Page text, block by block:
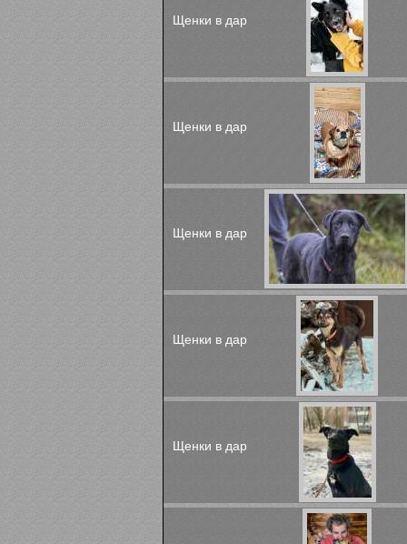
Щенки в дар
Щенки в дар
Щенки в дар
Щенки в дар
Щенки в дар